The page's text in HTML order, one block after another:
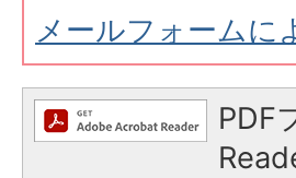
メールフォームに
PDF